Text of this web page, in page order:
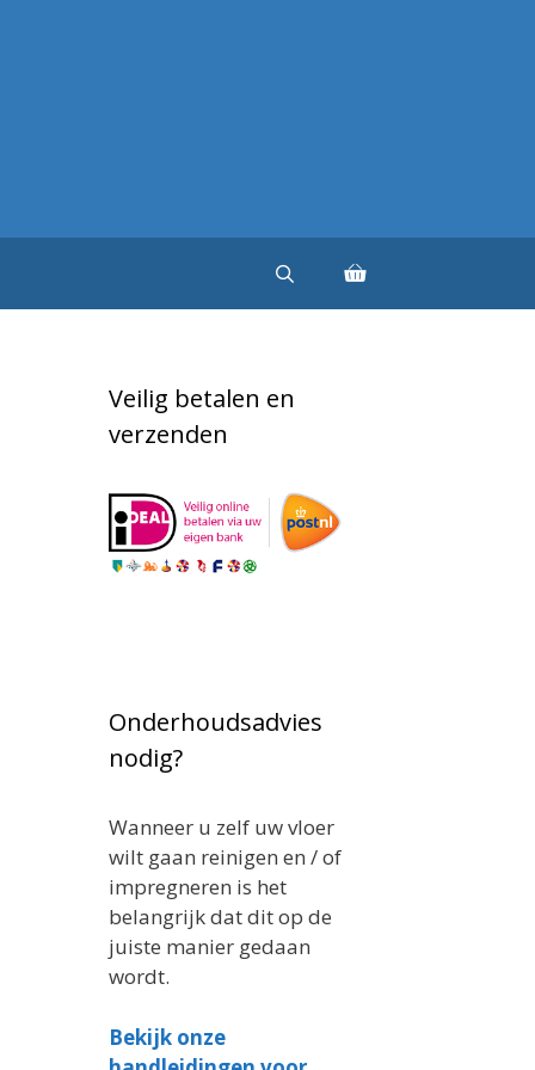
Veilig betalen en
verzenden
Onderhoudsadvies
nodig?
Wanneer u zelf uw vloer
wilt gaan reinigen en / of
impregneren is het
belangrijk dat dit op de
juiste manier gedaan
wordt.
Bekijk onze